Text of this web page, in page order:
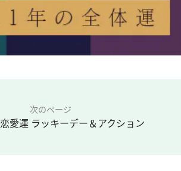
次のページ
愛運 ラッキーデー＆アクション